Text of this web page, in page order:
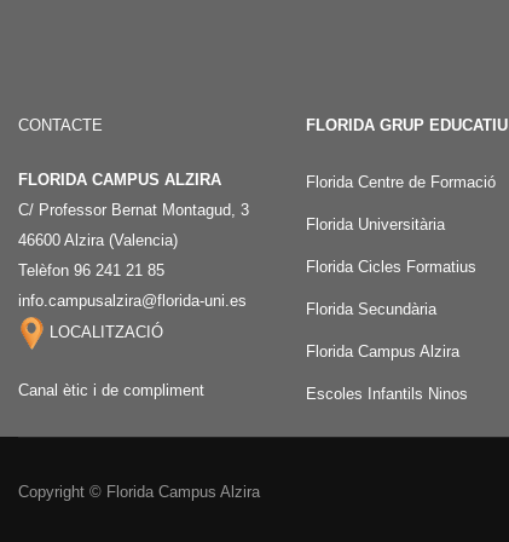
CONTACTE
FLORIDA CAMPUS ALZIRA
C/ Professor Bernat Montagud, 3
46600 Alzira (Valencia)
Telèfon 96 241 21 85
info.campusalzira@florida-uni.es
LOCALITZACIÓ
Canal ètic i de compliment
FLORIDA GRUP EDUCATIU
Florida Centre de Formació
Florida Universitària
Florida Cicles Formatius
Florida Secundària
Florida Campus Alzira
Escoles Infantils Ninos
Copyright © Florida Campus Alzira